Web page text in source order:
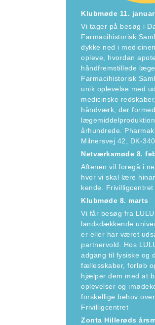
Klubmøde 11. januar
Vi tager på besøg i
Farmacihistorisk
dykke ned i
opleve, hvordan
håndfremstillede
Farmacihistorisk
unik oplevelse med
medicinske
håndværk, der
århundrede.
Milnersvej 42, DK-
Netværksmøde 8.
Aftenen vil foregå i
hvor vi skal lære
kende. Frivilligcentret
Klubmøde 8. marts
Vi får besøg fra
landsdækkende
er eller har været
partnervold. Hos
adgang til fysiske og
fællesskaber, forløb
hjælper dem med at
oplevelser og
forskellige behov over
Frivilligcentret
Zonta Hillerøds